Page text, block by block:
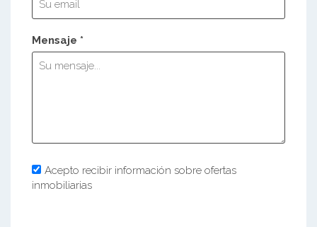
Mensaje *
Acepto recibir información sobre ofertas
inmobiliarias